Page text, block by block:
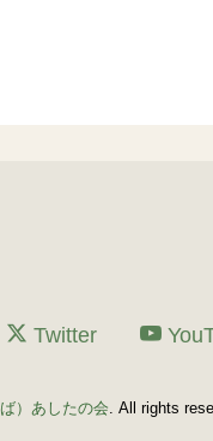
Twitter
）あしたの会. All rights